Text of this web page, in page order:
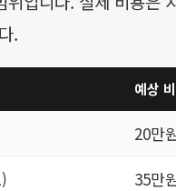
.
예상
20만
35만